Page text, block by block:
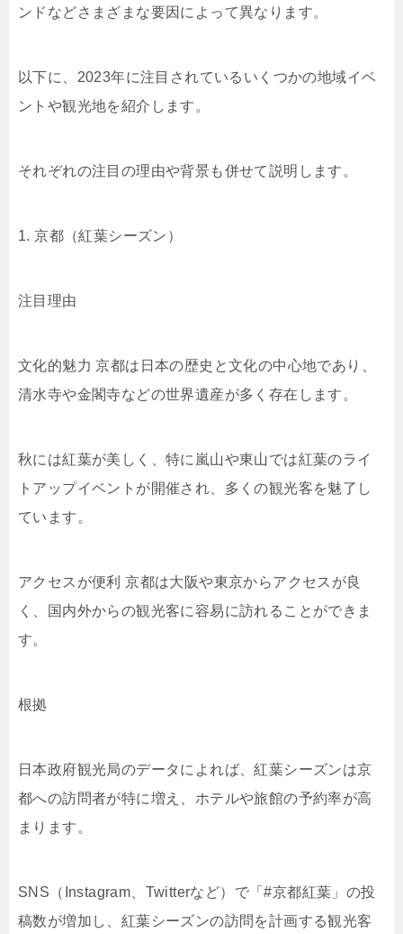
ンドなどさまざまな要因によって異なります。
以下に、2023年に注目されているいくつかの地域イベ
ントや観光地を紹介します。
それぞれの注目の理由や背景も併せて説明します。
1. 京都（紅葉シーズン）
注目理由
文化的魅力 京都は日本の歴史と文化の中心地であり、
清水寺や金閣寺などの世界遺産が多く存在します。
秋には紅葉が美しく、特に嵐山や東山では紅葉のライ
トアップイベントが開催され、多くの観光客を魅了し
ています。
アクセスが便利 京都は大阪や東京からアクセスが良
く、国内外からの観光客に容易に訪れることができま
す。
根拠
日本政府観光局のデータによれば、紅葉シーズンは京
都への訪問者が特に増え、ホテルや旅館の予約率が高
まります。
SNS（Instagram、Twitterなど）で「#京都紅葉」の投
稿数が増加し、紅葉シーズンの訪問を計画する観光客